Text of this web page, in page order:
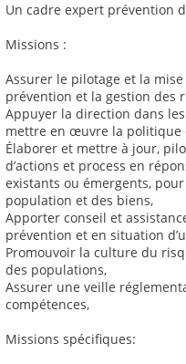
Un cadre expert prévention
Missions :
Assurer le pilotage et la
prévention et la gestion des
Appuyer la direction dans
mettre en œuvre la politique
Élaborer et mettre à jour,
d’actions et process en
existants ou émergents,
population et des biens,
Apporter conseil et
prévention et en situation
Promouvoir la culture du
des populations,
Assurer une veille
compétences,
Missions spécifiques: